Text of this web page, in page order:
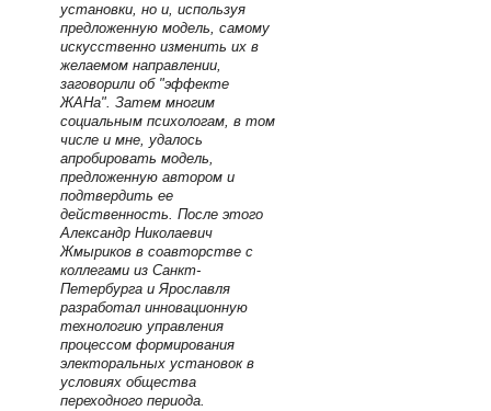
установки, но и, используя
предложенную модель, самому
искусственно изменить их в
желаемом направлении,
заговорили об "эффекте
ЖАНа". Затем многим
социальным психологам, в том
числе и мне, удалось
апробировать модель,
предложенную автором и
подтвердить ее
действенность. После этого
Александр Николаевич
Жмыриков в соавторстве с
коллегами из Санкт-
Петербурга и Ярославля
разработал инновационную
технологию управления
процессом формирования
электоральных установок в
условиях общества
переходного периода.